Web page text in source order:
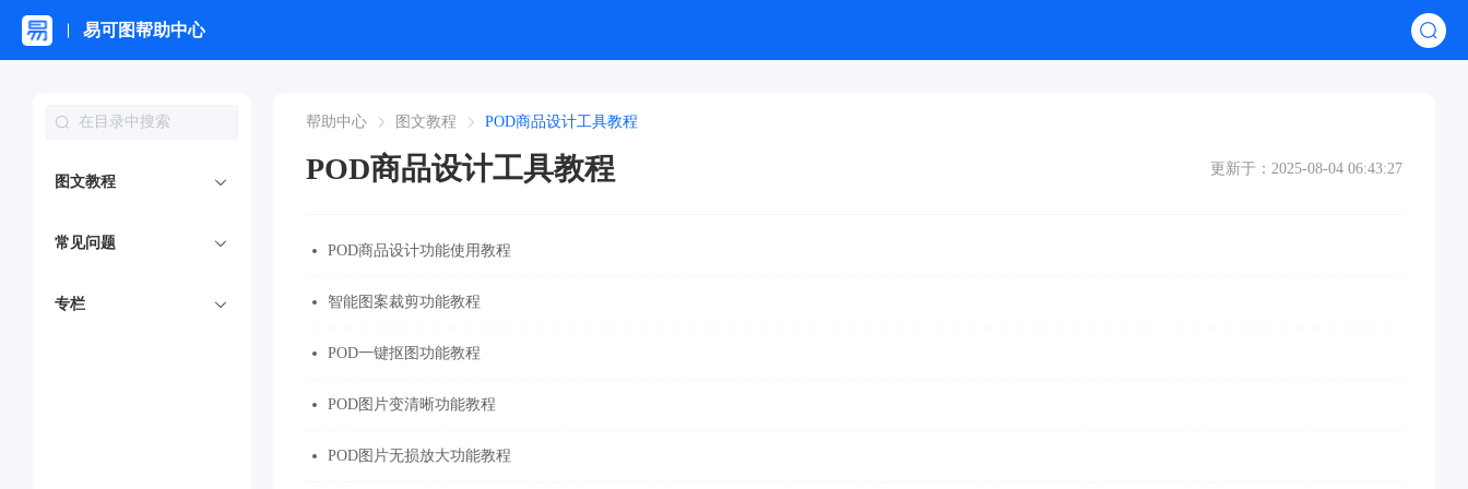
易可图帮助中心
图文教程
常见问题
专栏
帮助中心 图文教程 POD商品设计工具教程
POD商品设计工具教程 更新于：2025-08-04 06:43:27
POD商品设计功能使用教程
智能图案裁剪功能教程
POD一键抠图功能教程
POD图片变清晰功能教程
POD图片无损放大功能教程